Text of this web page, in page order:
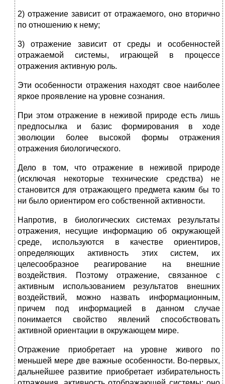
2) отражение зависит от отражаемого, оно вторично
по отношению к нему;
3) отражение зависит от среды и особенностей
отражаемой системы, играющей в процессе
отражения активную роль.
Эти особенности отражения находят свое наиболее
яркое проявление на уровне сознания.
При этом отражение в неживой природе есть лишь
предпосылка и базис формирования в ходе
эволюции более высокой формы отражения
отражения биологического.
Дело в том, что отражение в неживой природе
(исключая некоторые технические средства) не
становится для отражающего предмета каким бы то
ни было ориентиром его собственной активности.
Напротив, в биологических системах результаты
отражения, несущие информацию об окружающей
среде, используются в качестве ориентиров,
определяющих активность этих систем, их
целесообразное реагирование на внешние
воздействия. Поэтому отражение, связанное с
активным использованием результатов внешних
воздействий, можно назвать информационным,
причем под информацией в данном случае
понимается свойство явлений способствовать
активной ориентации в окружающем мире.
Отражение приобретает на уровне живого по
меньшей мере две важные особенности. Во-первых,
дальнейшее развитие приобретает избирательность